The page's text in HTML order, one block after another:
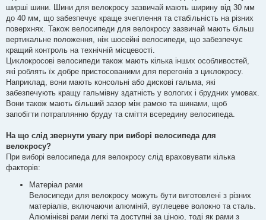
ширші шини. Шини для велокросу зазвичай мають ширину від 30 мм
до 40 мм, що забезпечує краще зчеплення та стабільність на різних
поверхнях. Також велосипеди для велокросу зазвичай мають більш
вертикальне положення, ніж шосейні велосипеди, що забезпечує
кращий контроль на технічній місцевості.
Циклокросові велосипеди також мають кілька інших особливостей,
які роблять їх добре пристосованими для перегонів з циклокросу.
Наприклад, вони мають консольні або дискові гальма, які
забезпечують кращу гальмівну здатність у вологих і брудних умовах.
Вони також мають більший зазор між рамою та шинами, щоб
запобігти потраплянню бруду та сміття всередину велосипеда.
На що слід звернути увагу при виборі велосипеда для
велокросу?
При виборі велосипеда для велокросу слід враховувати кілька
факторів:
Матеріал рами
Велосипеди для велокросу можуть бути виготовлені з різних
матеріалів, включаючи алюміній, вуглецеве волокно та сталь.
Алюмінієві рами легкі та доступні за ціною, тоді як рами з